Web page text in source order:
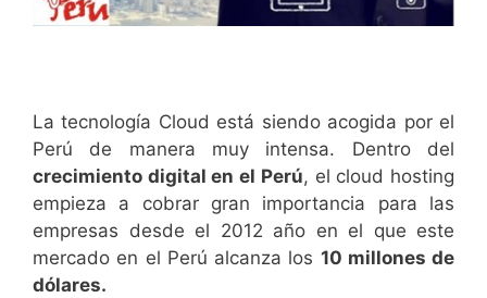
La tecnología Cloud está siendo acogida por el
Perú de manera muy intensa. Dentro del
crecimiento digital en el Perú, el cloud hosting
empieza a cobrar gran importancia para las
empresas desde el 2012 año en el que este
mercado en el Perú alcanza los 10 millones de
dólares.